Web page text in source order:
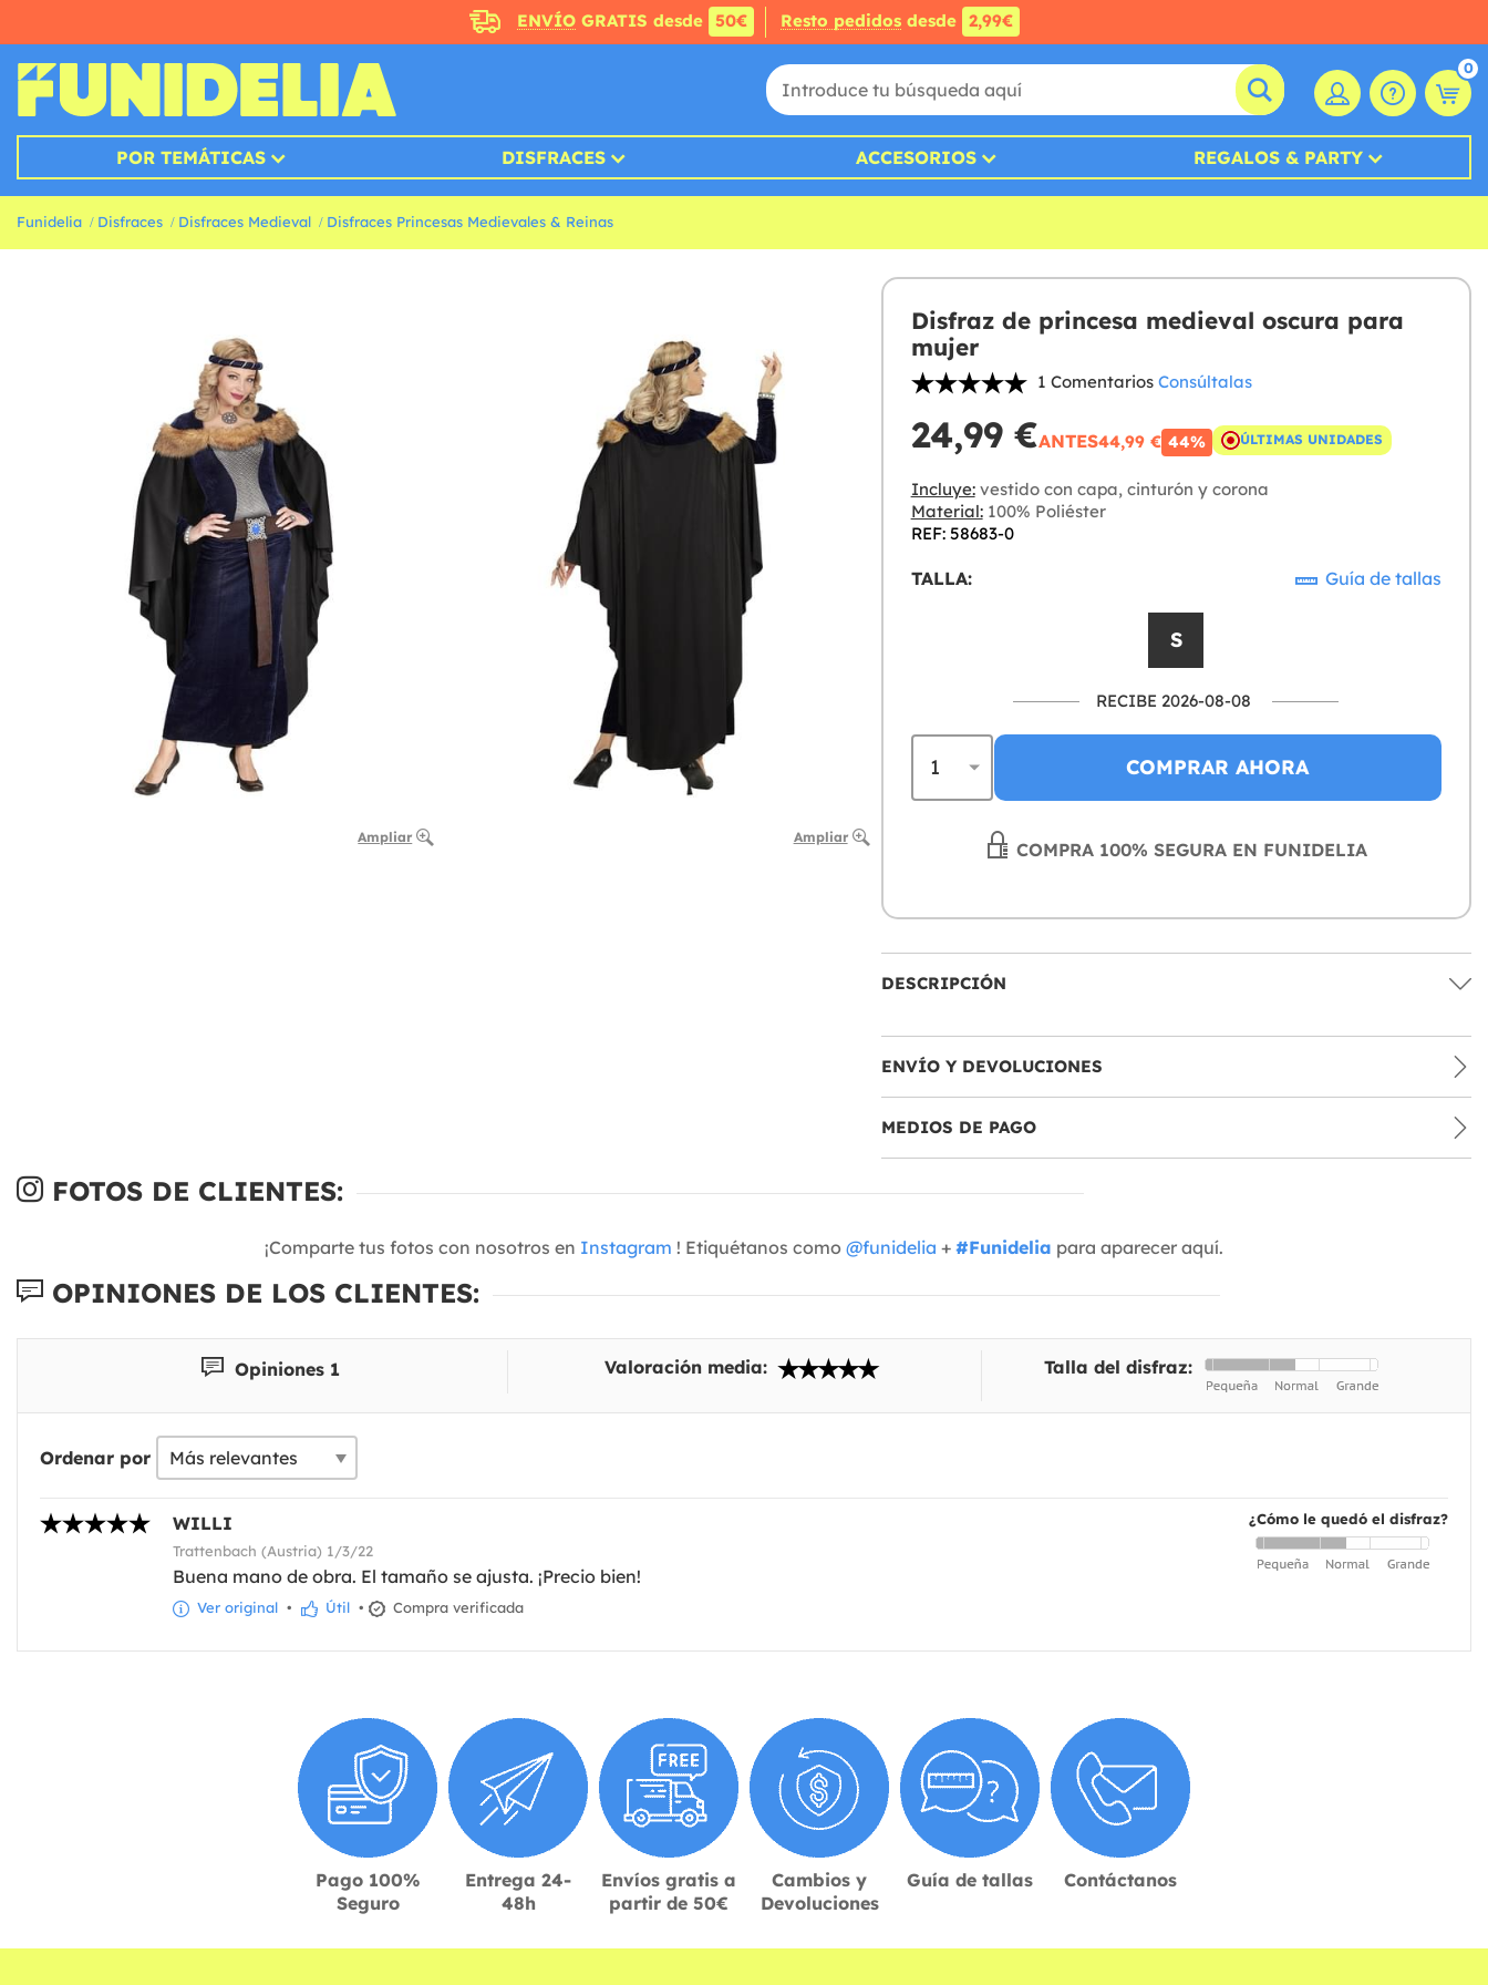
ENVÍOGRATIS desde 50€ Resto pedidosdesde 2,99€
0
POR TEMÁTICAS DISFRACES ACCESORIOS REGALOS & PARTY
Funidelia Disfraces Disfraces Medieval Disfraces Princesas Medievales & Reinas
Ampliar Ampliar
Disfraz de princesa medieval oscura para
mujer
1 Comentarios Consúltalas
24,99 €ANTES44,99 € 44% ÚLTIMAS UNIDADES
Incluye:vestido con capa, cinturón y corona
Material:100% Poliéster
REF: 58683-0
TALLA: Guía de tallas
S
RECIBE 2026-08-08
COMPRAR AHORA
COMPRA 100% SEGURA EN FUNIDELIA
DESCRIPCIÓN
ENVÍO Y DEVOLUCIONES
MEDIOS DE PAGO
FOTOS DE CLIENTES:
¡Comparte tus fotos con nosotros en Instagram ! Etiquétanos como @funidelia + #Funidelia para aparecer aquí.
OPINIONES DE LOS CLIENTES:
Opiniones 1 Valoración media: Talla del disfraz:
Ordenar por
¿Cómo le quedó el disfraz?
WILLI
Trattenbach (Austria) 1/3/22
Buena mano de obra. El tamaño se ajusta. ¡Precio bien!
Ver original • Útil • Compra verificada
Pago 100%
Seguro
Entrega 24-
48h
Envíos gratis a
partir de 50€
Cambios y
Devoluciones
Guía de tallas Contáctanos